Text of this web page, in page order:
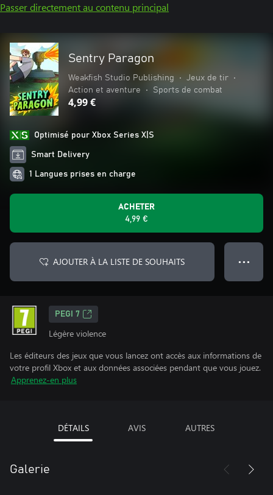
Passer directement au contenu principal
Sentry Paragon
Weakfish Studio Publishing • Jeux de tir
•
Action et aventure
• Sports de combat
4,99 €
Optimisé pour Xbox Series X|S
Smart Delivery
1 Langues prises en charge
ACHETER
4,99 €
AJOUTER À LA LISTE DE SOUHAITS ● ● ●
PEGI 7
Légère violence
Les éditeurs des jeux que vous lancez ont accès aux informations de
votre profil Xbox et aux données associées pendant que vous jouez.
Apprenez-en plus
DÉTAILS AVIS AUTRES
Galerie